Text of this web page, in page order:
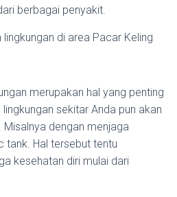
berbagai penyakit.
di area Pacar Keling
merupakan hal yang penting
sekitar Anda pun akan
dengan menjaga
tank. Hal tersebut tentu
kesehatan diri mulai dari